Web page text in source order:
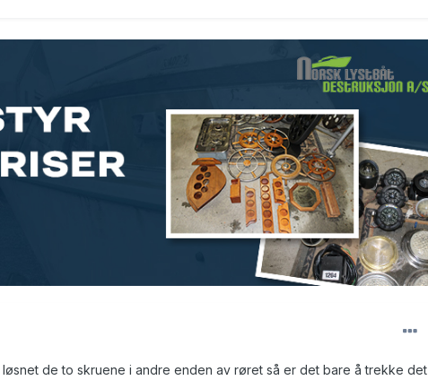
de to skruene i andre enden av røret så er det bare å trekke det